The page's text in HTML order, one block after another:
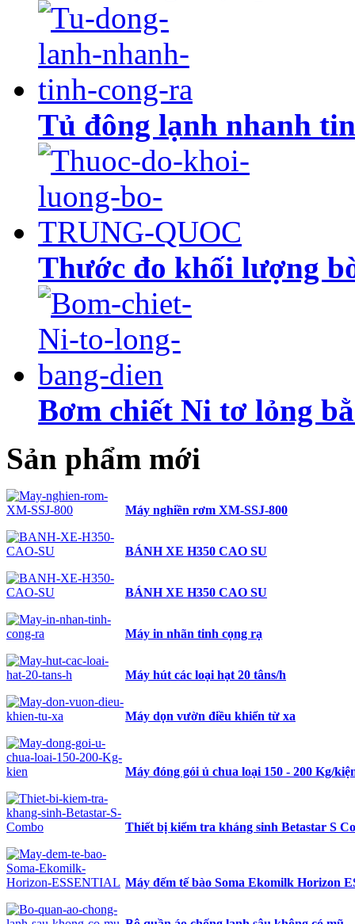
Tủ đông lạnh nhanh
Thước đo khối lượng
Bơm chiết Ni tơ lỏng
Sản phẩm mới
Máy nghiền rơm XM-SSJ-800
BÁNH XE H350 CAO SU
BÁNH XE H350 CAO SU
Máy in nhãn tinh cọng rạ
Máy hút các loại hạt 20 tâns/h
Máy dọn vườn điều khiển từ xa
Máy đóng gói ủ chua loại 150 - 200 Kg/
Thiết bị kiểm tra kháng sinh Betastar S
Máy đếm tế bào Soma Ekomilk Horizon